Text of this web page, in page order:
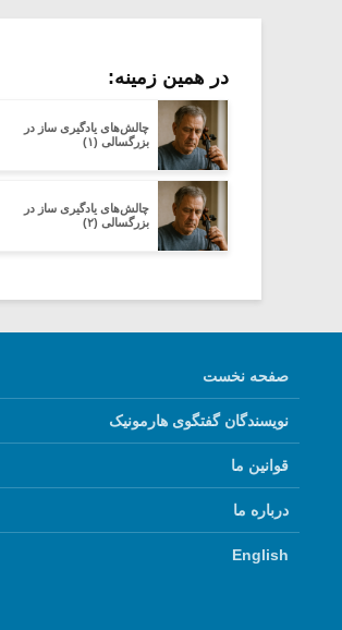
در همین زمینه:
چالش‌های یادگیری ساز در
بزرگسالی (۱)
چالش‌های یادگیری ساز در
بزرگسالی (۲)
صفحه نخست
نویسندگان گفتگوی هارمونیک
قوانین ما
درباره ما
English